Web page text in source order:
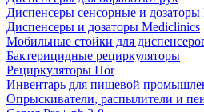
Диспенсеры сенсорные и дозаторы
Диспенсеры и дозаторы Mediclinics
Мобильные стойки для
Бактерицидные рециркуляторы
Рециркуляторы Hor
Инвентарь для пищевой
Опрыскиватели, распылители и